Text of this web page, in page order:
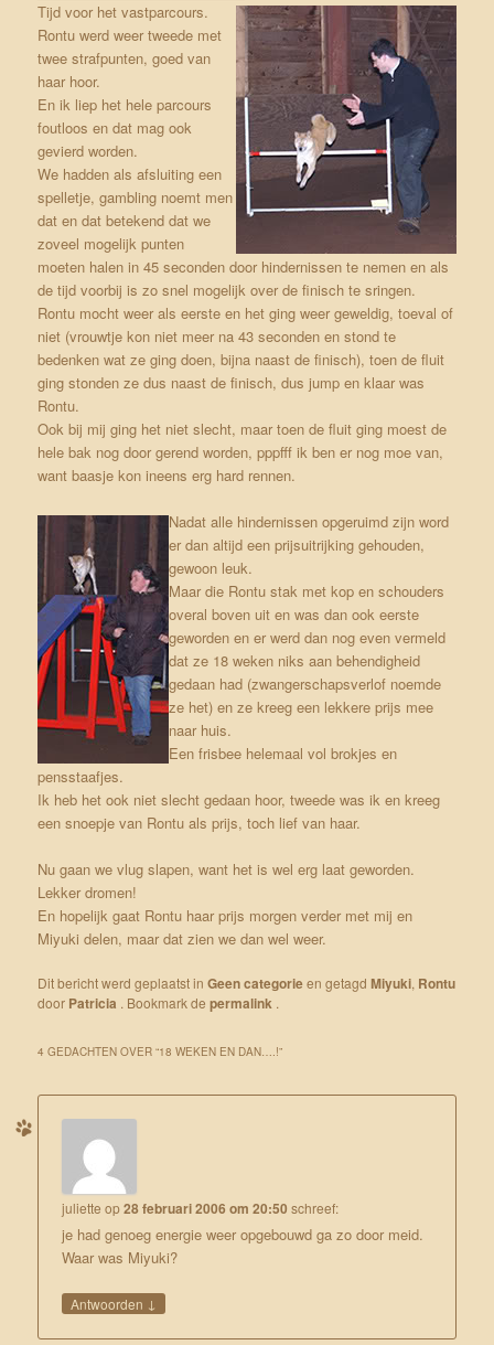
Tijd voor het vastparcours.
Rontu werd weer tweede met
twee strafpunten, goed van
haar hoor.
En ik liep het hele parcours
foutloos en dat mag ook
gevierd worden.
We hadden als afsluiting een
spelletje, gambling noemt men
dat en dat betekend dat we
zoveel mogelijk punten
moeten halen in 45 seconden door hindernissen te nemen en als
de tijd voorbij is zo snel mogelijk over de finisch te sringen.
Rontu mocht weer als eerste en het ging weer geweldig, toeval of
niet (vrouwtje kon niet meer na 43 seconden en stond te
bedenken wat ze ging doen, bijna naast de finisch), toen de fluit
ging stonden ze dus naast de finisch, dus jump en klaar was
Rontu.
Ook bij mij ging het niet slecht, maar toen de fluit ging moest de
hele bak nog door gerend worden, pppfff ik ben er nog moe van,
want baasje kon ineens erg hard rennen.
Nadat alle hindernissen opgeruimd zijn word
er dan altijd een prijsuitrijking gehouden,
gewoon leuk.
Maar die Rontu stak met kop en schouders
overal boven uit en was dan ook eerste
geworden en er werd dan nog even vermeld
dat ze 18 weken niks aan behendigheid
gedaan had (zwangerschapsverlof noemde
ze het) en ze kreeg een lekkere prijs mee
naar huis.
Een frisbee helemaal vol brokjes en
pensstaafjes.
Ik heb het ook niet slecht gedaan hoor, tweede was ik en kreeg
een snoepje van Rontu als prijs, toch lief van haar.
Nu gaan we vlug slapen, want het is wel erg laat geworden.
Lekker dromen!
En hopelijk gaat Rontu haar prijs morgen verder met mij en
Miyuki delen, maar dat zien we dan wel weer.
Dit bericht werd geplaatst inGeen categorieen getagdMiyuki, Rontu
door Patricia . Bookmark depermalink .
4 GEDACHTEN OVER “18 WEKEN EN DAN….!”
juliette op28 februari 2006 om 20:50 schreef:
je had genoeg energie weer opgebouwd ga zo door meid.
Waar was Miyuki?
Antwoorden ↓